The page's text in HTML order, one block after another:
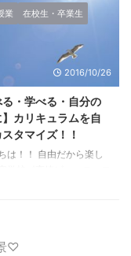
われます。お祝いの席に
、 他にも、髪がパサつ
風邪やインフルエンザに
すくなったりと 様々な
を伴います…。 トラブル
ためには、部屋を加湿した
的に水分補給をするよ
ましょう♪ 加湿器が無く
屋にコップ一杯の水や観
置いたりするだけでもい
ですよ♪ もちろんお肌
業 在校生・卒業生
2016/10/26
る・学べる・自分の
】カリキュラムを自
タマイズ！！
は！！ 自由だから楽し
る・学べる・自分の自由
♡